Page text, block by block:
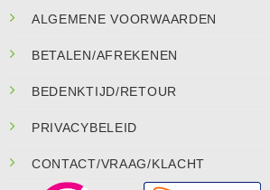
ALGEMENE VOORWAARDEN
BETALEN/AFREKENEN
BEDENKTIJD/RETOUR
PRIVACYBELEID
CONTACT/VRAAG/KLACHT